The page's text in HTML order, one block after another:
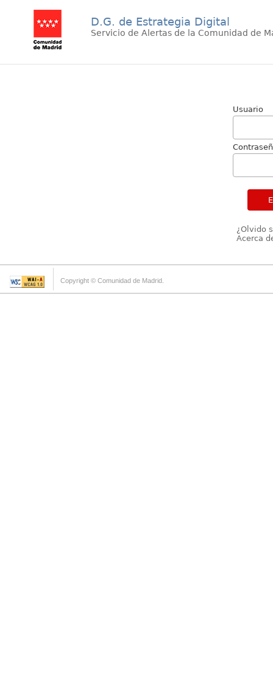
D.G. de Estrategia Digital
Servicio de Alertas de la Comunidad de
Usuario
¿Olvido
Acerca
Copyright © Comunidad de Madrid.